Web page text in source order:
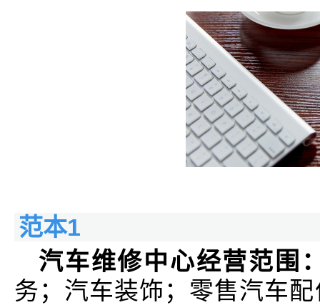
范本1
汽车维修中心经营范围
务；汽车装饰；零售汽车